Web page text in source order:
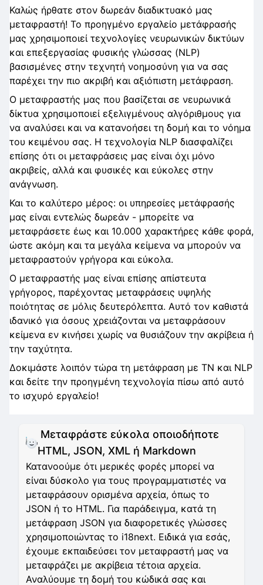
Καλώς ήρθατε στον δωρεάν διαδικτυακό μας
μεταφραστή! Το προηγμένο εργαλείο μετάφρασής
μας χρησιμοποιεί τεχνολογίες νευρωνικών δικτύων
και επεξεργασίας φυσικής γλώσσας (NLP)
βασισμένες στην τεχνητή νοημοσύνη για να σας
παρέχει την πιο ακριβή και αξιόπιστη μετάφραση.
Ο μεταφραστής μας που βασίζεται σε νευρωνικά
δίκτυα χρησιμοποιεί εξελιγμένους αλγόριθμους για
να αναλύσει και να κατανοήσει τη δομή και το νόημα
του κειμένου σας. Η τεχνολογία NLP διασφαλίζει
επίσης ότι οι μεταφράσεις μας είναι όχι μόνο
ακριβείς, αλλά και φυσικές και εύκολες στην
ανάγνωση.
Και το καλύτερο μέρος: οι υπηρεσίες μετάφρασής
μας είναι εντελώς δωρεάν - μπορείτε να
μεταφράσετε έως και 10.000 χαρακτήρες κάθε φορά,
ώστε ακόμη και τα μεγάλα κείμενα να μπορούν να
μεταφραστούν γρήγορα και εύκολα.
Ο μεταφραστής μας είναι επίσης απίστευτα
γρήγορος, παρέχοντας μεταφράσεις υψηλής
ποιότητας σε μόλις δευτερόλεπτα. Αυτό τον καθιστά
ιδανικό για όσους χρειάζονται να μεταφράσουν
κείμενα εν κινήσει χωρίς να θυσιάζουν την ακρίβεια ή
την ταχύτητα.
Δοκιμάστε λοιπόν τώρα τη μετάφραση με ΤΝ και NLP
και δείτε την προηγμένη τεχνολογία πίσω από αυτό
το ισχυρό εργαλείο!
Μεταφράστε εύκολα οποιοδήποτε
HTML, JSON, XML ή Markdown
Κατανοούμε ότι μερικές φορές μπορεί να
είναι δύσκολο για τους προγραμματιστές να
μεταφράσουν ορισμένα αρχεία, όπως το
JSON ή το HTML. Για παράδειγμα, κατά τη
μετάφραση JSON για διαφορετικές γλώσσες
χρησιμοποιώντας το i18next. Ειδικά για εσάς,
έχουμε εκπαιδεύσει τον μεταφραστή μας να
μεταφράζει με ακρίβεια τέτοια αρχεία.
Αναλύουμε τη δομή του κώδικά σας και